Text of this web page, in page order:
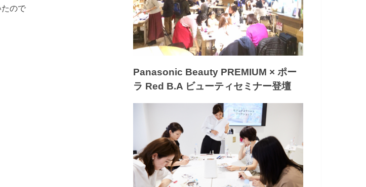
ので
Panasonic Beauty PREMIUM × ポー
ラ Red B.A ビューティセミナー登壇